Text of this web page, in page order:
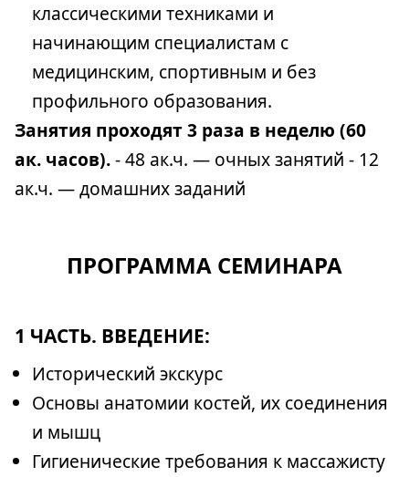
классическими техниками и
начинающим специалистам с
медицинским, спортивным и без
профильного образования.
Занятия проходят 3 раза в неделю (60
ак. часов).- 48 ак.ч. — очных занятий - 12
ак.ч. — домашних заданий
ПРОГРАММА СЕМИНАРА
1 ЧАСТЬ. ВВЕДЕНИЕ:
Исторический экскурс
Основы анатомии костей, их соединения
и мышц
Гигиенические требования к массажисту